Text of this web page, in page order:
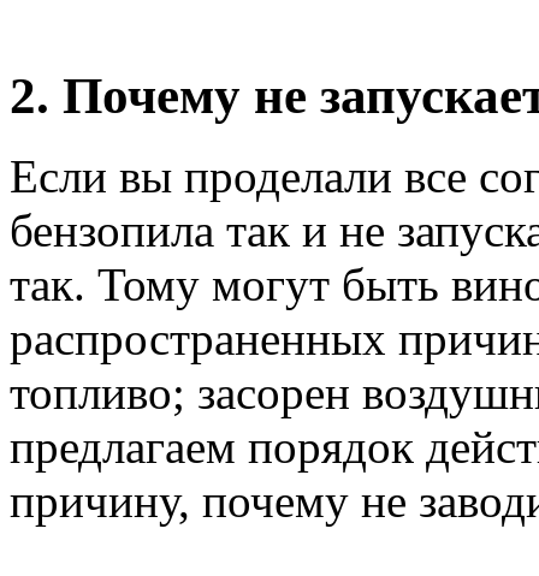
2. Почему не
Если вы проделали все
бензопила так и не
так. Тому могут быть
распространенных
топливо; засорен
предлагаем порядок
причину, почему не